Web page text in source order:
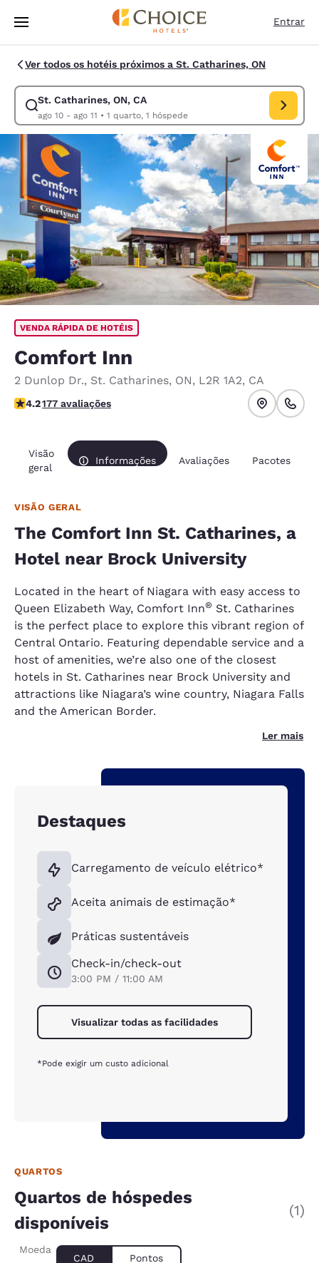
Pular Para Conteúdo Principal
Entrar
Ver todos os hotéis próximos a St. Catharines, ON
St. Catharines, ON, CA
ago 10 - ago 11 • 1 quarto, 1 hóspede
Modificar pesquisa para St. Catharines, ON, CA. Data de check-in ago
VENDA RÁPIDA DE HOTÉIS
Comfort Inn
2 Dunlop Dr., St. Catharines, ON, L2R 1A2, CA
classificação 4.2 estrelas. Excelente.
4.2177 avaliações
Visão
geral
Informações Avaliações Pacotes
VISÃO GERAL
The Comfort Inn St. Catharines, a
Hotel near Brock University
Located in the heart of Niagara with easy access to
Queen Elizabeth Way, Comfort Inn® St. Catharines
is the perfect place to explore this vibrant region of
Central Ontario. Featuring dependable service and a
host of amenities, we’re also one of the closest
hotels in St. Catharines near Brock University and
attractions like Niagara’s wine country, Niagara Falls
and the American Border.
Ler mais
Destaques
Carregamento de veículo elétrico*
Aceita animais de estimação*
Práticas sustentáveis
Check-in/check-out
3:00 PM / 11:00 AM
Visualizar todas as facilidades
*Pode exigir um custo adicional
QUARTOS
Quartos de hóspedes
disponíveis
(1)
Moeda
CAD Pontos